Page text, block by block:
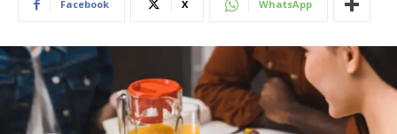
Facebook X WhatsApp